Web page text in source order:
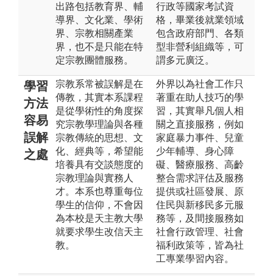
出路包括教育界、輔
導界、文化業、學術
界、宗教相關產業
界，也不是只能在特
定宗教團體服務。
行政等國家考試資
格，畢業後就業領域
包含政府部門、各類
型非營利組織等，可
謂多元廣泛。
學習
方法
容易
誤解
之處
宗教系常被誤解是在
傳教，其實本系課程
是從學術性的角度探
究宗教學理論與各種
宗教傳統的思想、文
化、經典等，希望能
培養具有交談態度的
宗教理論與實務人
才。本系也尊重每位
學生的信仰，不會因
為本校是天主教大學
就要求學生改信天主
教。
外界以為社會工作只
著重在助人技巧的學
習，其實舉凡個人相
關之直接服務，例如
家庭暴力事件、兒童
少年輔導、身心障
礙、醫療服務、高齡
整合需求評估及服務
提供或社區發展、原
住民與新移民多元服
務等，及間接服務如
社會行政管理、社會
福利政策等，皆為社
工專業學習內容。